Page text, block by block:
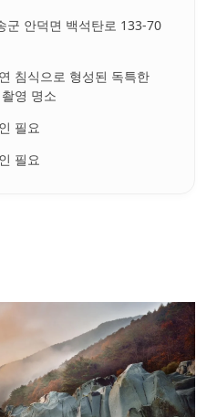
군 안덕면 백석탄로 133-70
침식으로 형성된 독특한
영 명소
필요
필요